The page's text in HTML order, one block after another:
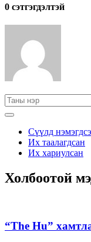
0 cэтгэгдэлтэй
Сүүлд
Их таалагдсан
Их хариулсан
Холбоотой
“The Hu”